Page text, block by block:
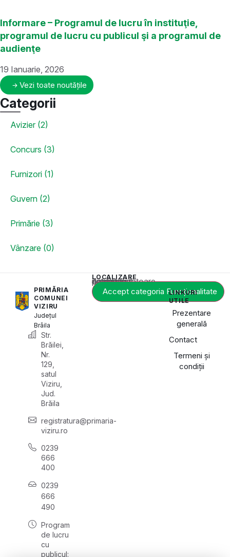
Informare – Programul de lucru în instituţie,
programul de lucru cu publicul şi a programul de
audienţe
19 Ianuarie, 2026
Vezi toate noutățile
Categorii
Avizier (2)
Concurs (3)
Furnizori (1)
Guvern (2)
Primărie (3)
Vânzare (0)
PRIMĂRIA
COMUNEI
VIZIRU
Județul
Brăila
Str.
Brăilei,
Nr.
129,
satul
Viziru,
Jud.
Brăila
registratura@primaria-
viziru.ro
0239
666
400
0239
666
490
Program
de lucru
cu
publicul:
LOCALIZARE
Acest conținut este blocat până când acceptați categoria corespunzătoare de cookie-uri.
Accept categoria Funcționalitate
LINKURI
UTILE
Prezentare
generală
Contact
Termeni și
condiții